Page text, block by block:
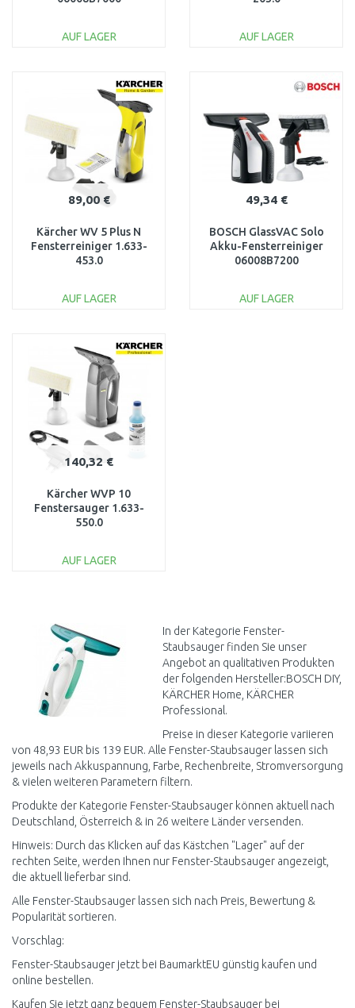
AUF LAGER
Vergleichen
AUF LAGER
89,00 €
Kärcher WV 5 Plus N
Fensterreiniger 1.633-
453.0
AUF LAGER
Vergleichen
49,34 €
BOSCH GlassVAC Solo
Akku-Fensterreiniger
06008B7200
AUF LAGER
140,32 €
Kärcher WVP 10
Fenstersauger 1.633-
550.0
AUF LAGER
In der Kategorie Fenster-
Staubsauger finden Sie unser
Angebot an qualitativen Produkten
der folgenden Hersteller:BOSCH DIY,
KÄRCHER Home, KÄRCHER
Professional.
Preise in dieser Kategorie variieren
von 48,93 EUR bis 139 EUR. Alle Fenster-Staubsauger lassen sich
jeweils nach Akkuspannung, Farbe, Rechenbreite, Stromversorgung
& vielen weiteren Parametern filtern.
Produkte der Kategorie Fenster-Staubsauger können aktuell nach
Deutschland, Österreich & in 26 weitere Länder versenden.
Hinweis: Durch das Klicken auf das Kästchen "Lager" auf der
rechten Seite, werden Ihnen nur Fenster-Staubsauger angezeigt,
die aktuell lieferbar sind.
Alle Fenster-Staubsauger lassen sich nach Preis, Bewertung &
Popularität sortieren.
Vorschlag:
Fenster-Staubsauger jetzt bei BaumarktEU günstig kaufen und
online bestellen.
Kaufen Sie jetzt ganz bequem Fenster-Staubsauger bei